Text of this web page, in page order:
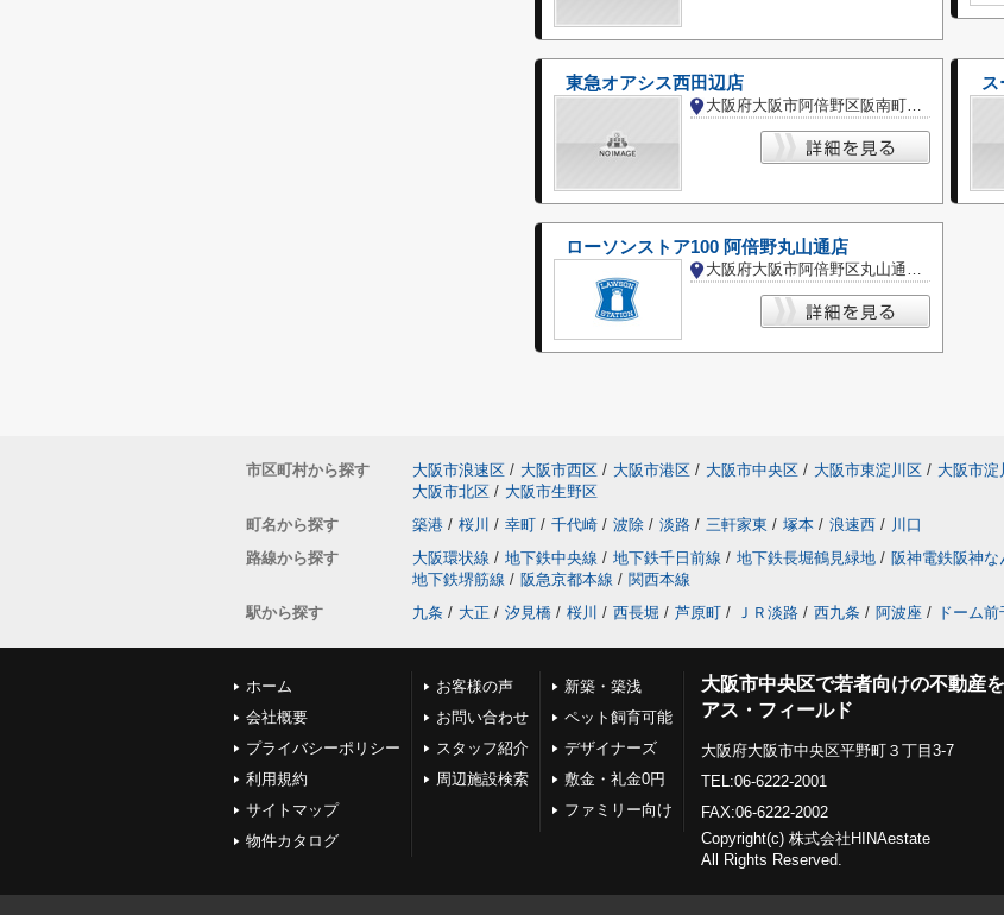
東急オアシス西田辺店
大阪府大阪市阿倍野区阪南町５丁目
ローソンストア100 阿倍野丸山通店
大阪府大阪市阿倍野区丸山通１丁目
市区町村から探す 大阪市浪速区 / 大阪市西区 / 大阪市港区 / 大阪市中央区 / 大阪市東淀川区 / 大阪市淀
大阪市北区 / 大阪市生野区
町名から探す
築港 / 桜川 / 幸町 / 千代崎 / 波除 / 淡路 / 三軒家東 / 塚本 / 浪速西 / 川口
路線から探す
大阪環状線 / 地下鉄中央線 / 地下鉄千日前線 / 地下鉄長堀鶴見緑地 / 阪神電鉄阪神な
地下鉄堺筋線 / 阪急京都本線 / 関西本線
駅から探す
九条 / 大正 / 汐見橋 / 桜川 / 西長堀 / 芦原町 / ＪＲ淡路 / 西九条 / 阿波座 / ドーム
ホーム
会社概要
プライバシーポリシー
利用規約
サイトマップ
物件カタログ
お客様の声
お問い合わせ
スタッフ紹介
周辺施設検索
新築・築浅
ペット飼育可能
デザイナーズ
敷金・礼金0円
ファミリー向け
大阪市中央区で若者向けの不動産
アス・フィールド
大阪府大阪市中央区平野町３丁目3-7
TEL:06-6222-2001
FAX:06-6222-2002
Copyright(c) 株式会社HINAestate
All Rights Reserved.